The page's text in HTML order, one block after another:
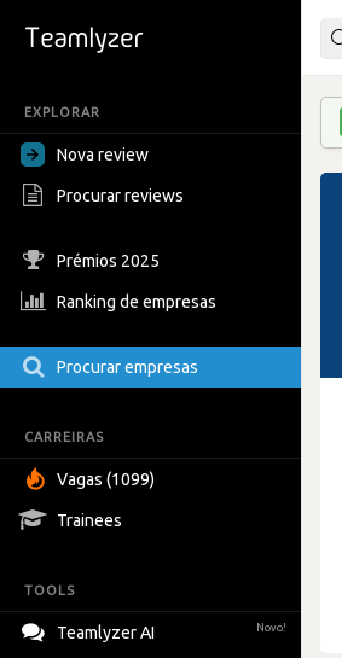
EXPLORAR
Nova review
Procurar reviews
Prémios 2025
Ranking de empresas
Procurar empresas
CARREIRAS
Vagas (1099)
Trainees
TOOLS
Teamlyzer AI Novo!